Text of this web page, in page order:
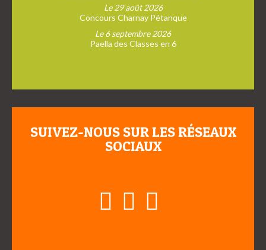
Le 29 août 2026
Concours Charnay Pétanque
Le 6 septembre 2026
Paella des Classes en 6
SUIVEZ-NOUS SUR LES RÉSEAUX
SOCIAUX